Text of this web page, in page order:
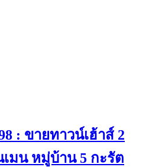
: ขายทาวน์เฮ้าส์ 2
มน หมู่บ้าน 5 กะรัต